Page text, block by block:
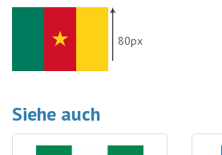
80px
Siehe auch